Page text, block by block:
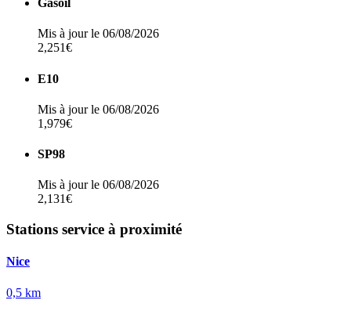
Gasoil
Mis à jour le 06/08/2026
2,251€
E10
Mis à jour le 06/08/2026
1,979€
SP98
Mis à jour le 06/08/2026
2,131€
Stations service à proximité
Nice
0,5 km